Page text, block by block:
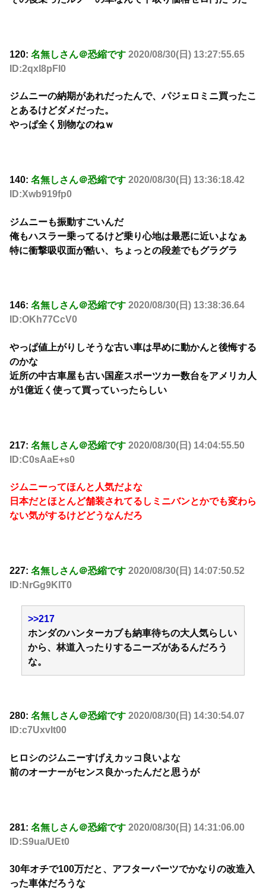
120: 名無しさん＠恐縮です 2020/08/30(日) 13:27:55.65
ID:2qxl8pFI0
ジムニーの納期があれだったんで、パジェロミニ買ったこ
とあるけどダメだった。
やっぱ全く別物なのねｗ
140: 名無しさん＠恐縮です 2020/08/30(日) 13:36:18.42
ID:Xwb919fp0
ジムニーも振動すごいんだ
俺もハスラー乗ってるけど乗り心地は最悪に近いよなぁ
特に衝撃吸収面が酷い、ちょっとの段差でもグラグラ
146: 名無しさん＠恐縮です 2020/08/30(日) 13:38:36.64
ID:OKh77CcV0
やっぱ値上がりしそうな古い車は早めに動かんと後悔する
のかな
近所の中古車屋も古い国産スポーツカー数台をアメリカ人
が1億近く使って買っていったらしい
217: 名無しさん＠恐縮です 2020/08/30(日) 14:04:55.50
ID:C0sAaE+s0
ジムニーってほんと人気だよな
日本だとほとんど舗装されてるしミニバンとかでも変わら
ない気がするけどどうなんだろ
227: 名無しさん＠恐縮です 2020/08/30(日) 14:07:50.52
ID:NrGg9KlT0
>>217
ホンダのハンターカブも納車待ちの大人気らしい
から、林道入ったりするニーズがあるんだろう
な。
280: 名無しさん＠恐縮です 2020/08/30(日) 14:30:54.07
ID:c7UxvIt00
ヒロシのジムニーすげえカッコ良いよな
前のオーナーがセンス良かったんだと思うが
281: 名無しさん＠恐縮です 2020/08/30(日) 14:31:06.00
ID:S9ua/UEt0
30年オチで100万だと、アフターパーツでかなりの改造入
った車体だろうな